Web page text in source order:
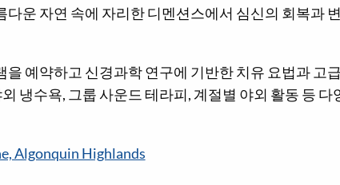
다운 자연 속에 자리한 디멘션스에서 심신의 회복과
을 예약하고 신경과학 연구에 기반한 치유 요법과 고
냉수욕, 그룹 사운드 테라피, 계절별 야외 활동 등
Algonquin Highlands